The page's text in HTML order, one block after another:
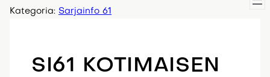
Kategoria: Sarjainfo 61
SI61 KOTIMAISEN